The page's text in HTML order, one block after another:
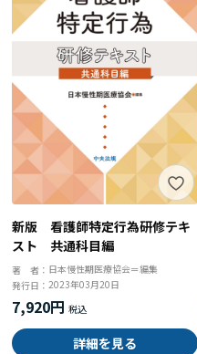
新版 看護師特定行為研修テキ
スト 共通科目編
著 者： 日本慢性期医療協会＝編集
発行日：2023年03月20日
7,920円
詳細を見る